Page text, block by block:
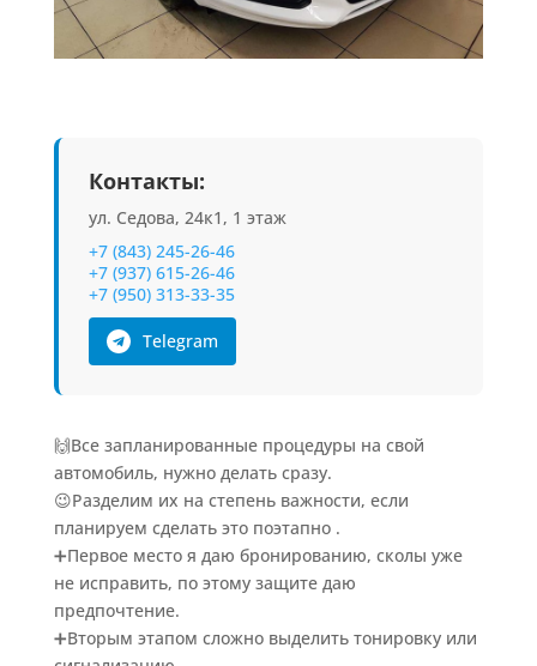
Контакты:
ул. Седова, 24к1, 1 этаж
+7 (843) 245-26-46
+7 (937) 615-26-46
+7 (950) 313-33-35
Telegram
🙌Все запланированные процедуры на свой
автомобиль, нужно делать сразу.
😉Разделим их на степень важности, если
планируем сделать это поэтапно .
➕Первое место я даю бронированию, сколы уже
не исправить, по этому защите даю
предпочтение.
➕Вторым этапом сложно выделить тонировку или